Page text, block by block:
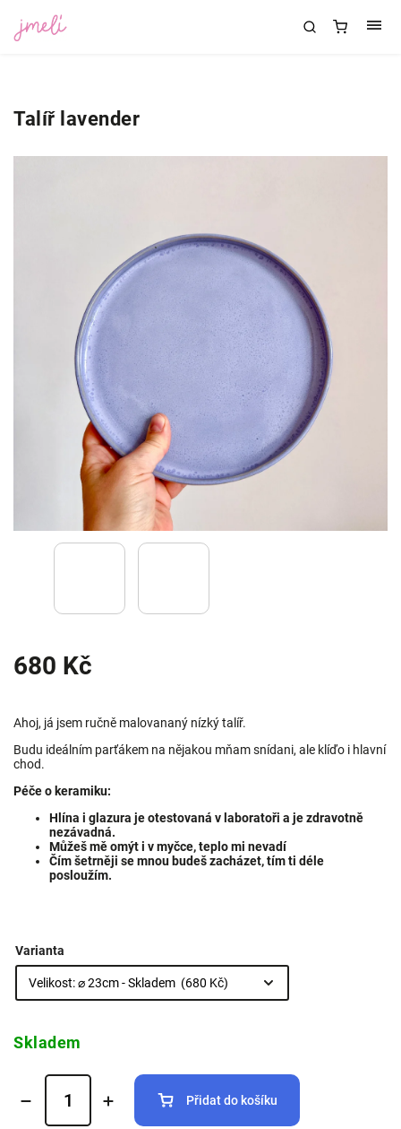
Talíř lavender
680 Kč
Ahoj, já jsem ručně malovananý nízký talíř.
Budu ideálním parťákem na nějakou mňam snídani, ale klíďo i hlavní
chod.
Péče o keramiku:
Hlína i glazura je otestovaná v laboratoři a je zdravotně
nezávadná.
Můžeš mě omýt i v myčce, teplo mi nevadí
Čím šetrněji se mnou budeš zacházet, tím ti déle
posloužím.
Varianta
Skladem
Přidat do košíku